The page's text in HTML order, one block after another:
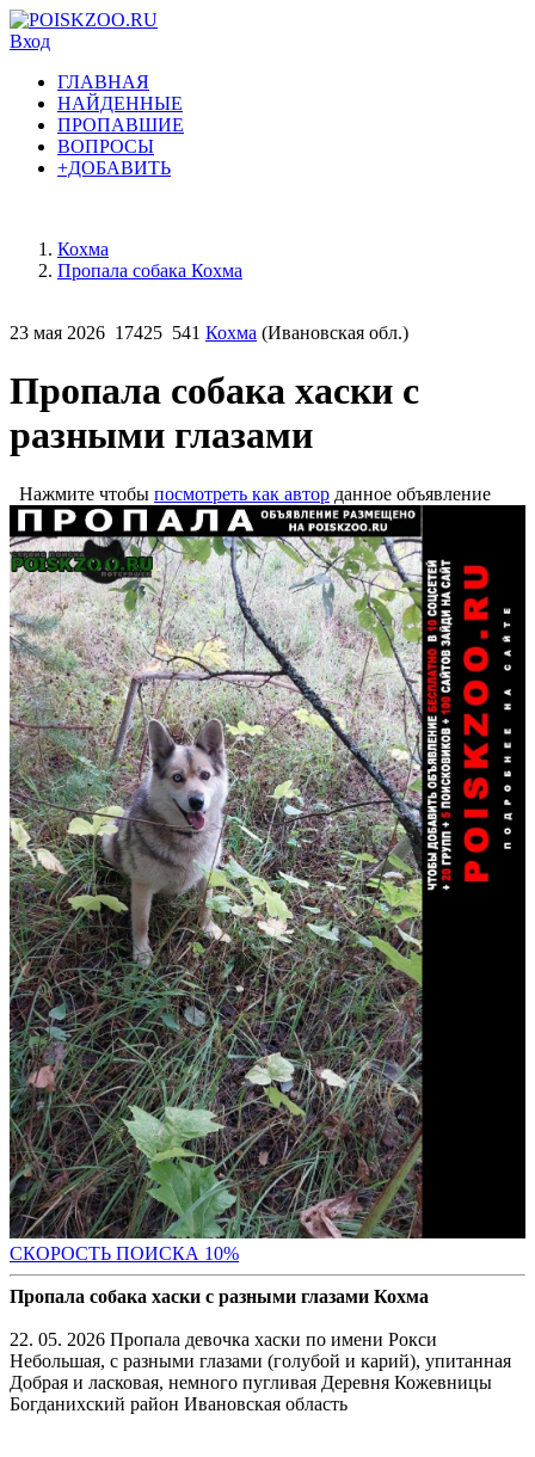
Вход
ГЛАВНАЯ
НАЙДЕННЫЕ
ПРОПАВШИЕ
ВОПРОСЫ
+ДОБАВИТЬ
Кохма
Пропала собака Кохма
23 мая 2026 17425 541 Кохма (Ивановская обл.)
Пропала собака хаски с
разными глазами
Нажмите чтобы посмотреть как автор данное объявление
СКОРОСТЬ ПОИСКА 10%
Пропала собака хаски с разными глазами Кохма
22. 05. 2026 Пропала девочка хаски по имени Рокси
Небольшая, с разными глазами (голубой и карий), упитанная
Добрая и ласковая, немного пугливая Деревня Кожевницы
Богданихский район Ивановская область